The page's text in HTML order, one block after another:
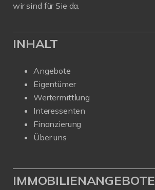
wir sind für Sie da.
INHALT
Angebote
Eigentümer
Wertermittlung
Interessenten
Finanzierung
Über uns
IMMOBILIENANGEBOTE